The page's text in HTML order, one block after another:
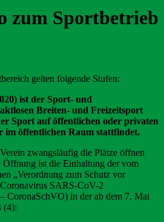
zum Sportbetrieb
gelten folgende Stufen:
ist der Sport- und
Breiten- und Freizeitsport
Sport auf öffentlichen oder privaten
im öffentlichen Raum stattfindet.
zwangsläufig die Plätze öffnen
Öffnung ist die Einhaltung der vom
„Verordnung zum Schutz vor
SARS-CoV-2
CoronaSchVO) in der ab dem 7. Mai
(4):